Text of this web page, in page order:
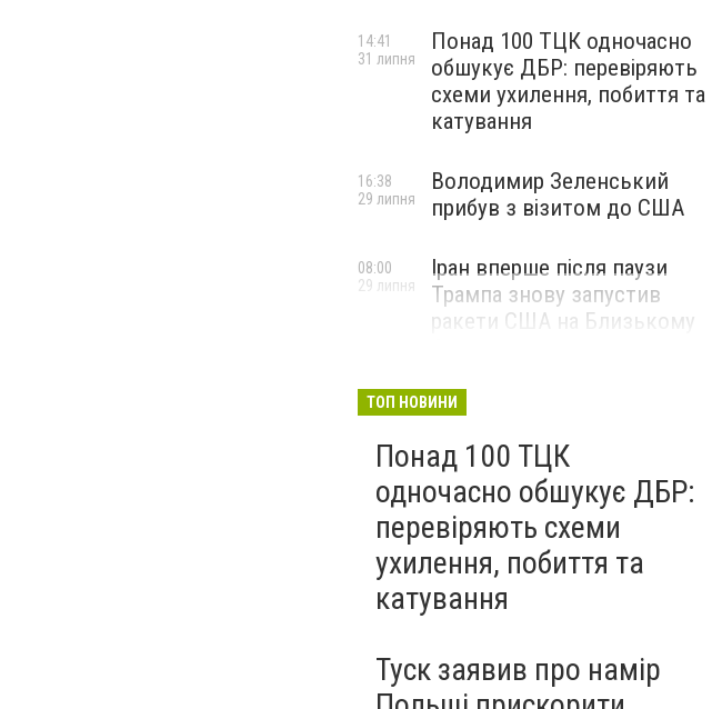
Понад 100 ТЦК одночасно
обшукує ДБР: перевіряють
схеми ухилення, побиття та
катування
14:41
31 липня
Володимир Зеленський
прибув з візитом до США
16:38
29 липня
Іран вперше після паузи
Трампа знову запустив
ракети США на Близькому
08:00
29 липня
ТОП НОВИНИ
Понад 100 ТЦК
одночасно обшукує ДБР:
перевіряють схеми
ухилення, побиття та
катування
Туск заявив про намір